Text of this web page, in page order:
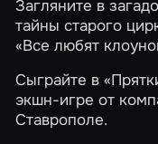
Загляните в
тайны старого
«Все любят
Сыграйте в
экшн-игре от
Ставрополе.